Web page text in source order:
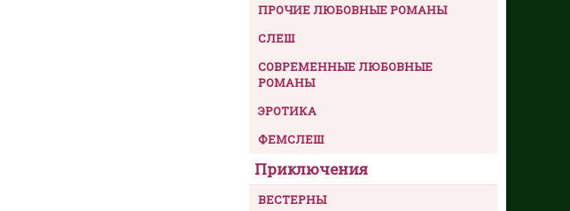
ПРОЧИЕ ЛЮБОВНЫЕ РОМАНЫ
СЛЕШ
СОВРЕМЕННЫЕ ЛЮБОВНЫЕ
РОМАНЫ
ЭРОТИКА
ФЕМСЛЕШ
Приключения
ВЕСТЕРНЫ